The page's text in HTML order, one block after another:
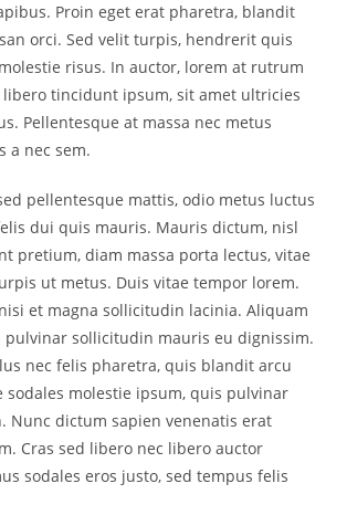
Proin eget erat pharetra, blandit
orci. Sed velit turpis, hendrerit quis
risus. In auctor, lorem at rutrum
tincidunt ipsum, sit amet ultricies
Pellentesque at massa nec metus
a nec sem.
pellentesque mattis, odio metus luctus
dui quis mauris. Mauris dictum, nisl
pretium, diam massa porta lectus, vitae
ut metus. Duis vitae tempor lorem.
et magna sollicitudin lacinia. Aliquam
sollicitudin mauris eu dignissim.
nec felis pharetra, quis blandit arcu
sodales molestie ipsum, quis pulvinar
Nunc dictum sapien venenatis erat
Cras sed libero nec libero auctor
sodales eros justo, sed tempus felis